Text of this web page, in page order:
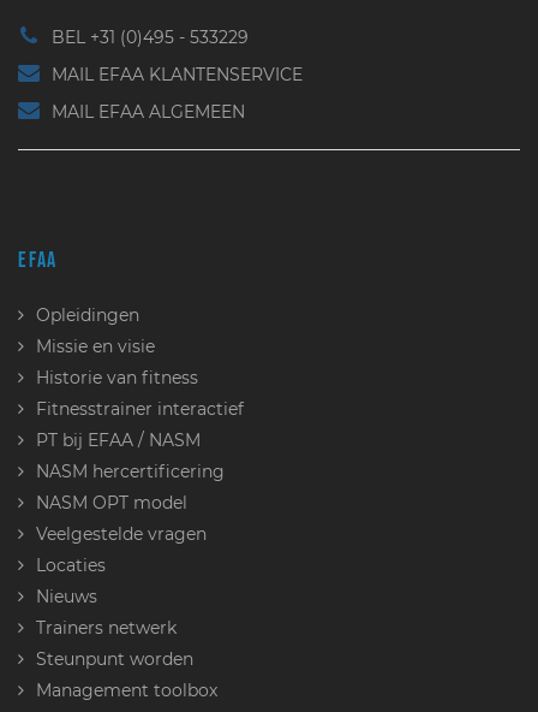
BEL +31 (0)495 - 533229
MAIL EFAA KLANTENSERVICE
MAIL EFAA ALGEMEEN
EFAA
Opleidingen
Missie en visie
Historie van fitness
Fitnesstrainer interactief
PT bij EFAA / NASM
NASM hercertificering
NASM OPT model
Veelgestelde vragen
Locaties
Nieuws
Trainers netwerk
Steunpunt worden
Management toolbox